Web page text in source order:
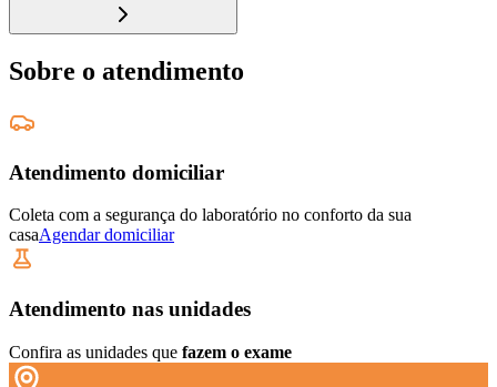
Sobre o atendimento
Atendimento domiciliar
Coleta com a segurança do laboratório no conforto da sua
casaAgendar domiciliar
Atendimento nas unidades
Confira as unidades que fazem o exame